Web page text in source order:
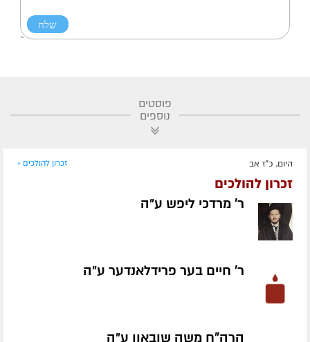
פוסטים
נוספים
היום, כ"ז אב זכרון להולכים »
זכרון להולכים
ר' מרדכי ליפש ע״ה
ר' חיים בער פרידלאנדער ע״ה
הרה"ח משה שובאוו ע״ה